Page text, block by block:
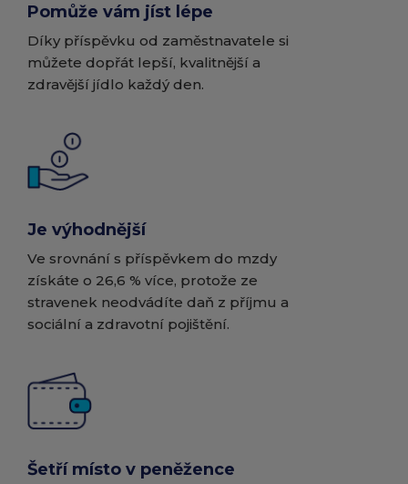
Pomůže vám jíst lépe
Díky příspěvku od zaměstnavatele si
můžete dopřát lepší, kvalitnější a
zdravější jídlo každý den.
Je výhodnější
Ve srovnání s příspěvkem do mzdy
získáte o 26,6 % více, protože ze
stravenek neodvádíte daň z příjmu a
sociální a zdravotní pojištění.
Šetří místo v peněžence